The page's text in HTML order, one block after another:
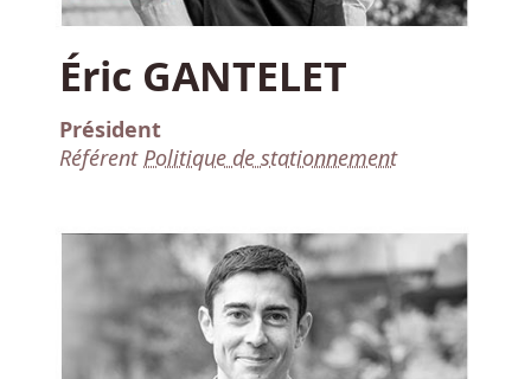
Éric GANTELET
Président
Référent Politique de stationnement